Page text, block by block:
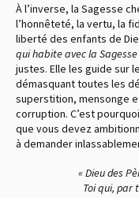
À l’inverse, la Sagesse
l’honnêteté, la vertu, la
liberté des enfants de
qui habite avec la Sagesse
justes. Elle les guide sur
démasquant toutes les
superstition, mensonge
corruption. C’est
que vous devez
à demander
« Dieu des
Toi qui, par